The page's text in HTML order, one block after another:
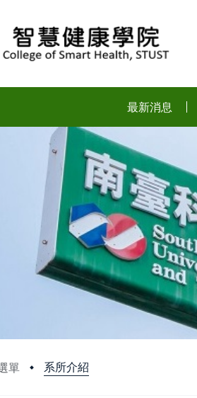
最新消息
單 系所介紹